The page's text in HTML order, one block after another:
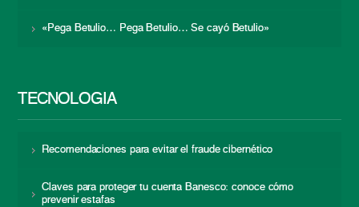
«Pega Betulio… Pega Betulio… Se cayó Betulio»
TECNOLOGÍA
Recomendaciones para evitar el fraude cibernético
Claves para proteger tu cuenta Banesco: conoce cómo
prevenir estafas